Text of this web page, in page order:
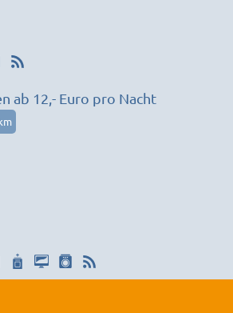
ab 12,- Euro pro Nacht